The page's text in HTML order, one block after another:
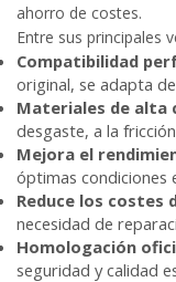
ahorro de costes.
Entre sus principales
Compatibilidad
original, se adapta
Materiales de alta
desgaste, a la
Mejora el
óptimas condiciones
Reduce los costes
necesidad de
Homologación
seguridad y calidad